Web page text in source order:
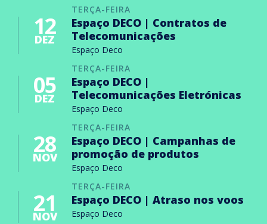
TERÇA-FEIRA
12
DEZ
Espaço DECO | Contratos de
Telecomunicações
Espaço Deco
TERÇA-FEIRA
05
DEZ
Espaço DECO |
Telecomunicações Eletrónicas
Espaço Deco
TERÇA-FEIRA
28
NOV
Espaço DECO | Campanhas de
promoção de produtos
Espaço Deco
TERÇA-FEIRA
21
NOV
Espaço DECO | Atraso nos voos
Espaço Deco